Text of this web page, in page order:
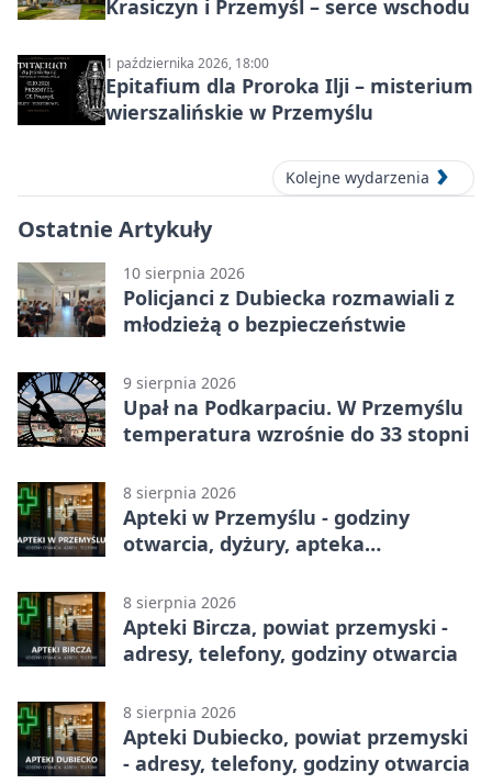
Krasiczyn i Przemyśl – serce wschodu
1 października 2026, 18:00
Epitafium dla Proroka Ilji – misterium
wierszalińskie w Przemyślu
Kolejne wydarzenia
Ostatnie Artykuły
10 sierpnia 2026
Policjanci z Dubiecka rozmawiali z
młodzieżą o bezpieczeństwie
9 sierpnia 2026
Upał na Podkarpaciu. W Przemyślu
temperatura wzrośnie do 33 stopni
8 sierpnia 2026
Apteki w Przemyślu - godziny
otwarcia, dyżury, apteka
8 sierpnia 2026
Apteki Bircza, powiat przemyski -
adresy, telefony, godziny otwarcia
8 sierpnia 2026
Apteki Dubiecko, powiat przemyski
- adresy, telefony, godziny otwarcia